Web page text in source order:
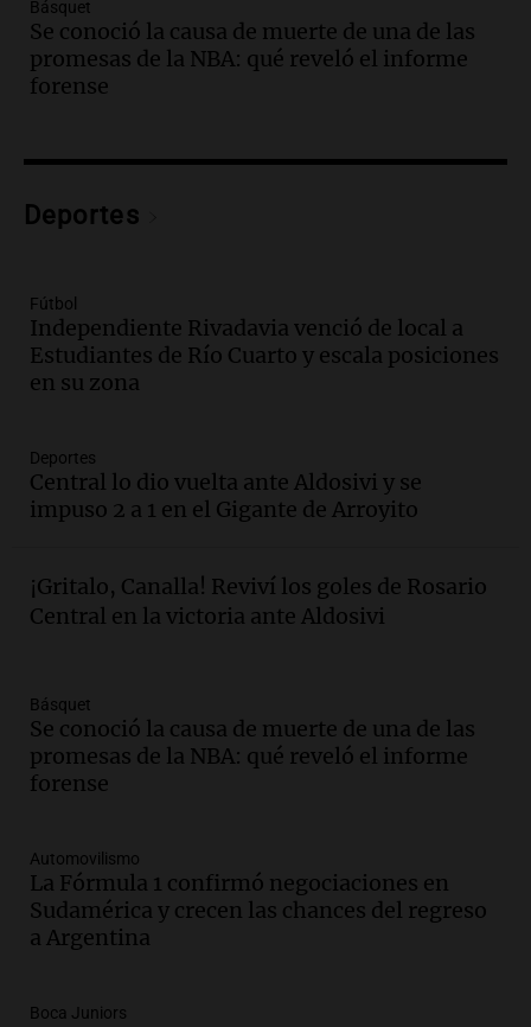
Audio.
edificios y una casa del estudiante para
jóvenes de la región
Panorama Federal
Audio.Preparativos finales para la gran
Bulaya este sábado
Audio.
Congreso y evacuación por derrame de
oxígeno en Montecastro
Panorama Federal
y llega avión para escuelas de la décima
brigada aérea
Panorama Federal
Audio.La justicia reconoce al COVID
como enfermedad laboral tras la muerte
Audio.Aumento de tarifas de luz en San
Luis a partir de agosto por nueva
regulación de la energía
Audio.Gabriela Irrazábal: “Un 35,5% de
la población del país fue a templos a
buscar ayuda el último año”
La Argentina, hoy
Audio.
Básquet
Se conoció la causa de muerte de una de las
promesas de la NBA: qué reveló el informe
forense
Deportes
Fútbol
Independiente Rivadavia venció de local a
Estudiantes de Río Cuarto y escala posiciones
en su zona
Deportes
Central lo dio vuelta ante Aldosivi y se
impuso 2 a 1 en el Gigante de Arroyito
¡Gritalo, Canalla! Reviví los goles de Rosario
Central en la victoria ante Aldosivi
Básquet
Se conoció la causa de muerte de una de las
promesas de la NBA: qué reveló el informe
forense
Automovilismo
La Fórmula 1 confirmó negociaciones en
Sudamérica y crecen las chances del regreso
a Argentina
Boca Juniors